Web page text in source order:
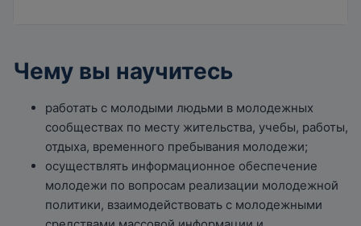
Чему вы научитесь
работать с молодыми людьми в молодежных
сообществах по месту жительства, учебы, работы,
отдыха, временного пребывания молодежи;
осуществлять информационное обеспечение
молодежи по вопросам реализации молодежной
политики, взаимодействовать с молодежными